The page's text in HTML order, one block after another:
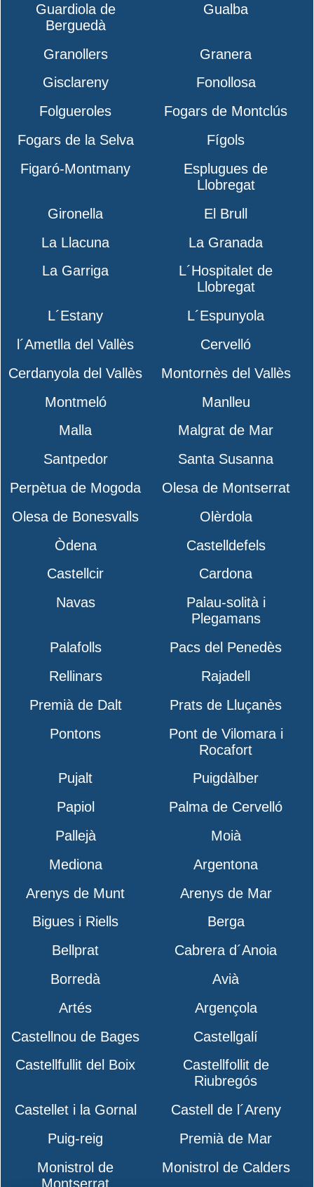
Guardiola de
Berguedà
Gualba
Granollers
Granera
Gisclareny
Fonollosa
Folgueroles
Fogars de Montclús
Fogars de la Selva
Fígols
Figaró-Montmany
Esplugues de
Llobregat
Gironella
El Brull
La Llacuna
La Granada
La Garriga
L´Hospitalet de
Llobregat
L´Estany
L´Espunyola
l´Ametlla del Vallès
Cervelló
Cerdanyola del Vallès
Montornès del Vallès
Montmeló
Manlleu
Malla
Malgrat de Mar
Santpedor
Santa Susanna
Perpètua de Mogoda
Olesa de Montserrat
Olesa de Bonesvalls
Olèrdola
Òdena
Castelldefels
Castellcir
Cardona
Navas
Palau-solità i
Plegamans
Palafolls
Pacs del Penedès
Rellinars
Rajadell
Premià de Dalt
Prats de Lluçanès
Pontons
Pont de Vilomara i
Rocafort
Pujalt
Puigdàlber
Papiol
Palma de Cervelló
Pallejà
Moià
Mediona
Argentona
Arenys de Munt
Arenys de Mar
Bigues i Riells
Berga
Bellprat
Cabrera d´Anoia
Borredà
Avià
Artés
Argençola
Castellnou de Bages
Castellgalí
Castellfullit del Boix
Castellfollit de
Riubregós
Castellet i la Gornal
Castell de l´Areny
Puig-reig
Premià de Mar
Monistrol de
Montserrat
Monistrol de Calders